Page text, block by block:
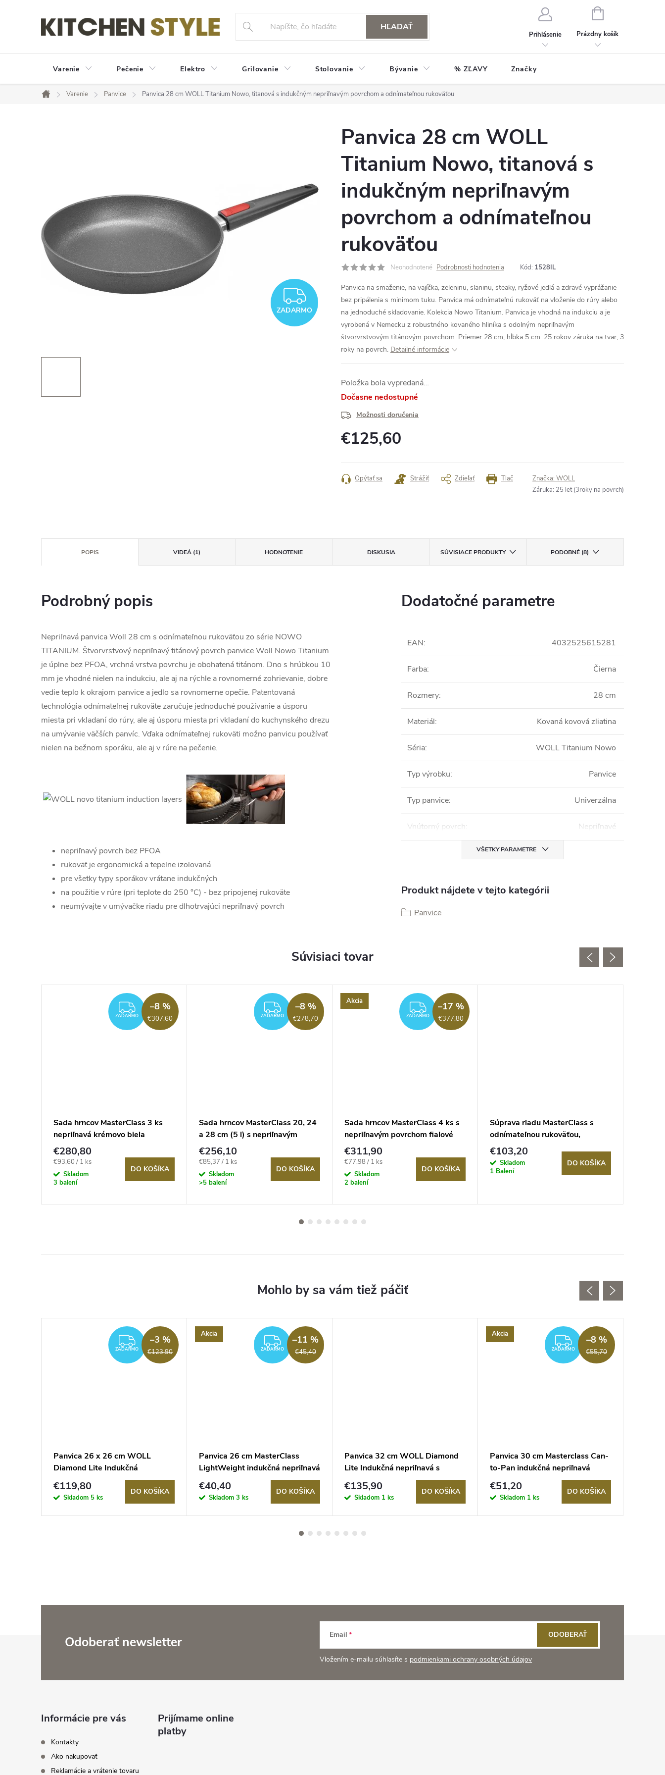
HĽADAŤ
Prihlásenie
NÁKUPNÝ
Prázdny košík
Varenie Pečenie Elektro Grilovanie Stolovanie Bývanie % ZĽAVY Značky
Domov
Varenie Panvice Panvica 28 cm WOLL Titanium Nowo, titanová s indukčným nepriľnavým povrchom a odnímateľnou rukoväťou
ZADARMO
ZADARMO
Panvica 28 cm WOLL
Titanium Nowo, titanová s
indukčným nepriľnavým
povrchom a odnímateľnou
rukoväťou
Neohodnotené Podrobnosti hodnotenia Kód: 1528IL
Panvica na smaženie, na vajíčka, zeleninu, slaninu, steaky, ryžové jedlá a zdravé vyprážanie
bez pripálenia s minimom tuku. Panvica má odnímateľnú rukoväť na vloženie do rúry alebo
na jednoduché skladovanie. Kolekcia Nowo Titanium. Panvica je vhodná na indukciu a je
vyrobená v Nemecku z robustného kovaného hliníka s odolným nepriľnavým
štvorvrstvovým titánovým povrchom. Priemer 28 cm, hĺbka 5 cm. 25 rokov záruka na tvar, 3
roky na povrch. Detailné informácie
Položka bola vypredaná…
Dočasne nedostupné
Možnosti doručenia
€125,60
cena:
Tlač
Opýtať sa Strážiť Zdieľať Značka: WOLL
Záruka: 25 let (3roky na povrch)
POPIS VIDEÁ (1) HODNOTENIE DISKUSIA SÚVISIACE PRODUKTY PODOBNÉ (8)
Podrobný popis
Nepriľnavá panvica Woll 28 cm s odnímateľnou rukoväťou zo série NOWO
TITANIUM. Štvorvrstvový nepriľnavý titánový povrch panvice Woll Nowo Titanium
je úplne bez PFOA, vrchná vrstva povrchu je obohatená titánom. Dno s hrúbkou 10
mm je vhodné nielen na indukciu, ale aj na rýchle a rovnomerné zohrievanie, dobre
vedie teplo k okrajom panvice a jedlo sa rovnomerne opečie. Patentovaná
technológia odnímateľnej rukoväte zaručuje jednoduché používanie a úsporu
miesta pri vkladaní do rúry, ale aj úsporu miesta pri vkladaní do kuchynského drezu
na umývanie väčších panvíc. Vďaka odnímateľnej rukoväti možno panvicu používať
nielen na bežnom sporáku, ale aj v rúre na pečenie.
nepriľnavý povrch bez PFOA
rukoväť je ergonomická atepelne izolovaná
pre všetky typy sporákov vrátane indukčných
na použitie v rúre (pri teplote do 250 °C) - bez pripojenej rukoväte
neumývajte v umývačke riadu pre dlhotrvajúci nepriľnavý povrch
Dodatočné parametre
EAN: 4032525615281
Farba: Čierna
Rozmery: 28 cm
Materiál: Kovaná kovová zliatina
Séria: WOLL Titanium Nowo
Typ výrobku: Panvice
Typ panvice: Univerzálna
Vnútorný povrch: Nepriľnavé
VŠETKY PARAMETRE
Produkt nájdete v tejto kategórii
Panvice
Súvisiaci tovar
ZADARMO
ZADARMO €307,60
–8 %
Sada hrncov MasterClass 3 ks
nepriľnavá krémovo biela
€280,80
Jednotková
cena:
€93,60 / 1 ks
Skladom
3 balení
DO KOŠÍKA
ZADARMO
ZADARMO €278,70
–8 %
Sada hrncov MasterClass 20, 24
a 28 cm (5 l) s nepriľnavým
povrchom, červené
€256,10
Jednotková
cena:
€85,37 / 1 ks
Skladom
>5 balení
DO KOŠÍKA
Akcia
ZADARMO
ZADARMO €377,80
–17 %
Sada hrncov MasterClass 4 ks s
nepriľnavým povrchom fialové
€311,90
Jednotková
cena:
€77,98 / 1 ks
Skladom
2 balení
DO KOŠÍKA
Súprava riadu MasterClass s
odnímateľnou rukoväťou,
nepriľnavá stohovateľná indukcia
€103,20
Skladom
1 Balení
DO KOŠÍKA
ZADARMO
ZADARMO €123,90
–3 %
Panvica 26 x 26 cm WOLL
Diamond Lite Indukčná
nepriľnavá s odnímateľnou
rukoväťou
€119,80
Skladom 5 ks
DO KOŠÍKA
Akcia
ZADARMO
ZADARMO €45,40
–11 %
Panvica 26 cm MasterClass
LightWeight indukčná nepriľnavá
baklažánová
€40,40
Skladom 3 ks
DO KOŠÍKA
Panvica 32 cm WOLL Diamond
Lite Indukčná nepriľnavá s
odnímateľnou rukoväťou
€135,90
Skladom 1 ks
DO KOŠÍKA
Akcia
ZADARMO
ZADARMO €55,70
–8 %
Panvica 30 cm Masterclass Can-
to-Pan indukčná nepriľnavá
€51,20
Skladom 1 ks
DO KOŠÍKA
Odoberať newsletter Email
Vložením e-mailu súhlasíte s podmienkami ochrany osobných údajov
ODOBERAŤ
Informácie pre vás
Kontakty
Ako nakupovať
Reklamácie a vrátenie tovaru
Prijímame online
platby